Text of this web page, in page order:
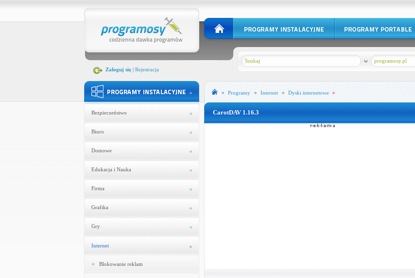
Zaloguj się| Rejestracja
programosy.pl
w
Bezpieczeństwo
Biuro
Domowe
Edukacja i Nauka
Firma
Grafika
Gry
Internet
Blokowanie reklam
Programy Internet Dyski internetowe
CarotDAV 1.16.3